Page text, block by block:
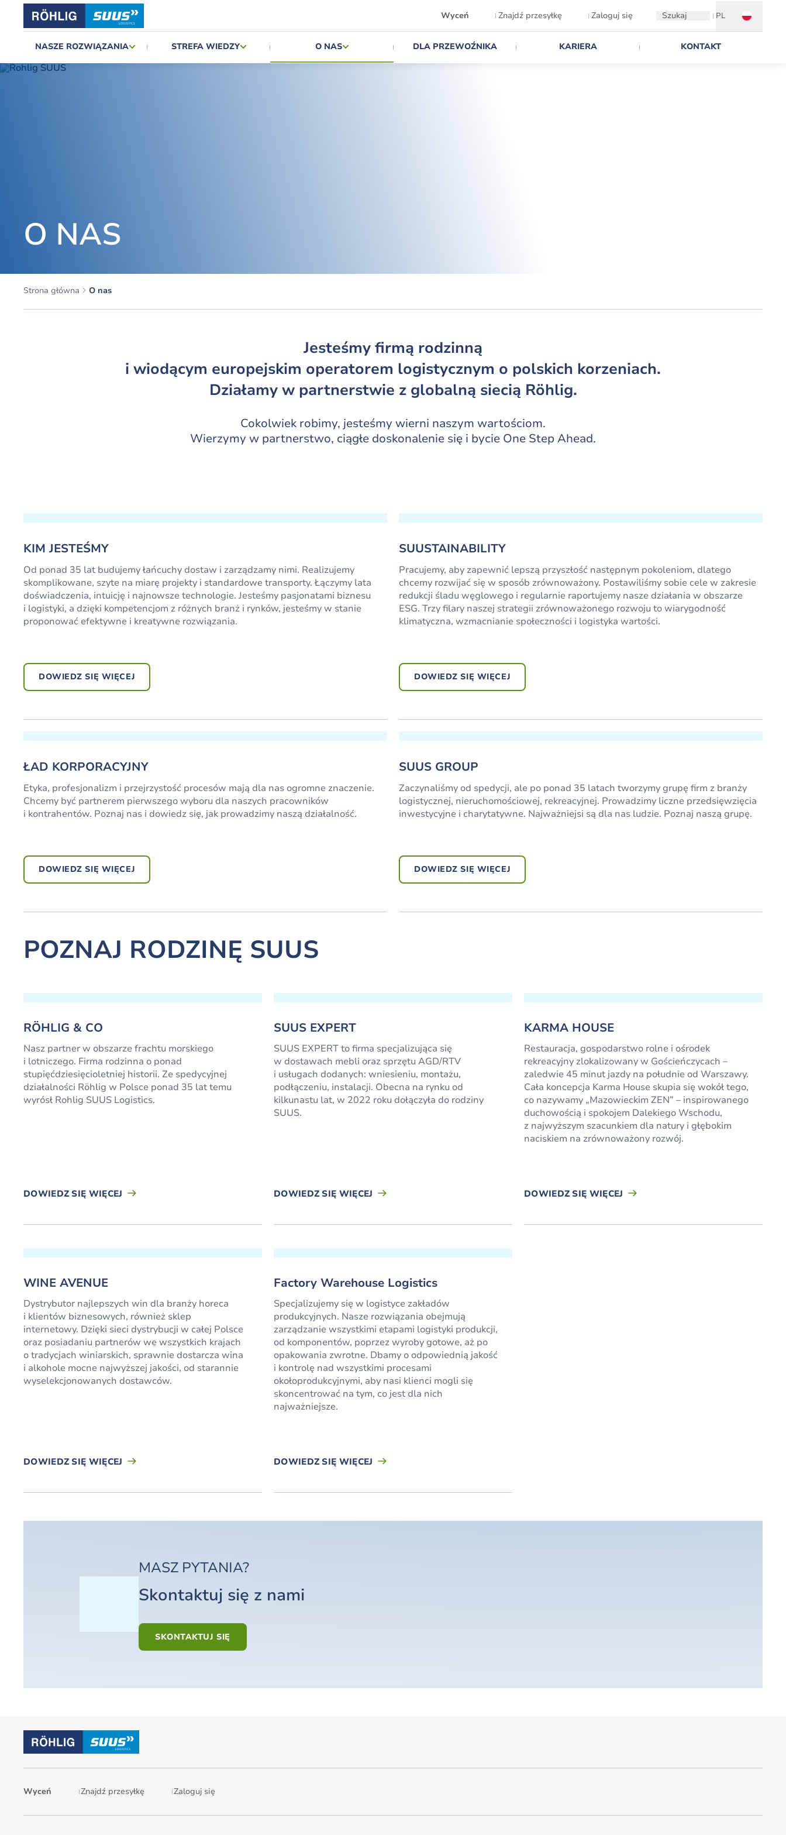
Wyceń Znajdź przesyłkę Zaloguj się Szukaj PL
NASZE ROZWIĄZANIA STREFA WIEDZY O NAS DLA PRZEWOŹNIKA KARIERA KONTAKT
O NAS
Strona główna O nas
Jesteśmy firmą rodzinną
i wiodącym europejskim operatorem logistycznym o polskich korzeniach.
Działamy w partnerstwie z globalną siecią Röhlig.
Cokolwiek robimy, jesteśmy wierni naszym wartościom.
Wierzymy w partnerstwo, ciągłe doskonalenie się i bycie One Step Ahead.
KIM JESTEŚMY
Od ponad 35 lat budujemy łańcuchy dostaw i zarządzamy nimi. Realizujemy
skomplikowane, szyte na miarę projekty i standardowe transporty. Łączymy lata
doświadczenia, intuicję i najnowsze technologie. Jesteśmy pasjonatami biznesu
i logistyki, a dzięki kompetencjom z różnych branż i rynków, jesteśmy w stanie
proponować efektywne i kreatywne rozwiązania.
DOWIEDZ SIĘ WIĘCEJ
SUUSTAINABILITY
Pracujemy, aby zapewnić lepszą przyszłość następnym pokoleniom, dlatego
chcemy rozwijać się w sposób zrównoważony. Postawiliśmy sobie cele w zakresie
redukcji śladu węglowego i regularnie raportujemy nasze działania w obszarze
ESG. Trzy filary naszej strategii zrównoważonego rozwoju to wiarygodność
klimatyczna, wzmacnianie społeczności i logistyka wartości.
DOWIEDZ SIĘ WIĘCEJ
ŁAD KORPORACYJNY
Etyka, profesjonalizm i przejrzystość procesów mają dla nas ogromne znaczenie.
Chcemy być partnerem pierwszego wyboru dla naszych pracowników
i kontrahentów. Poznaj nas i dowiedz się, jak prowadzimy naszą działalność.
DOWIEDZ SIĘ WIĘCEJ
SUUS GROUP
Zaczynaliśmy od spedycji, ale po ponad 35 latach tworzymy grupę firm z branży
logistycznej, nieruchomościowej, rekreacyjnej. Prowadzimy liczne przedsięwzięcia
inwestycyjne i charytatywne. Najważniejsi są dla nas ludzie. Poznaj naszą grupę.
DOWIEDZ SIĘ WIĘCEJ
POZNAJ RODZINĘ SUUS
RÖHLIG & CO
Nasz partner w obszarze frachtu morskiego
i lotniczego. Firma rodzinna o ponad
stupięćdziesięcioletniej historii. Ze spedycyjnej
działalności Röhlig w Polsce ponad 35 lat temu
wyrósł Rohlig SUUS Logistics.
DOWIEDZ SIĘ WIĘCEJ
SUUS EXPERT
SUUS EXPERT to firma specjalizująca się
w dostawach mebli oraz sprzętu AGD/RTV
i usługach dodanych: wniesieniu, montażu,
podłączeniu, instalacji. Obecna na rynku od
kilkunastu lat, w 2022 roku dołączyła do rodziny
SUUS.
DOWIEDZ SIĘ WIĘCEJ
KARMA HOUSE
Restauracja, gospodarstwo rolne i ośrodek
rekreacyjny zlokalizowany w Gościeńczycach –
zaledwie 45 minut jazdy na południe od Warszawy.
Cała koncepcja Karma House skupia się wokół tego,
co nazywamy „Mazowieckim ZEN” – inspirowanego
duchowością i spokojem Dalekiego Wschodu,
z najwyższym szacunkiem dla natury i głębokim
naciskiem na zrównoważony rozwój.
DOWIEDZ SIĘ WIĘCEJ
WINE AVENUE
Dystrybutor najlepszych win dla branży horeca
i klientów biznesowych, również sklep
internetowy. Dzięki sieci dystrybucji w całej Polsce
oraz posiadaniu partnerów we wszystkich krajach
o tradycjach winiarskich, sprawnie dostarcza wina
i alkohole mocne najwyższej jakości, od starannie
wyselekcjonowanych dostawców.
DOWIEDZ SIĘ WIĘCEJ
Factory Warehouse Logistics
Specjalizujemy się w logistyce zakładów
produkcyjnych. Nasze rozwiązania obejmują
zarządzanie wszystkimi etapami logistyki produkcji,
od komponentów, poprzez wyroby gotowe, aż po
opakowania zwrotne. Dbamy o odpowiednią jakość
i kontrolę nad wszystkimi procesami
okołoprodukcyjnymi, aby nasi klienci mogli się
skoncentrować na tym, co jest dla nich
najważniejsze.
DOWIEDZ SIĘ WIĘCEJ
MASZ PYTANIA?
Skontaktuj się z nami
SKONTAKTUJ SIĘ
Wyceń Znajdź przesyłkę Zaloguj się